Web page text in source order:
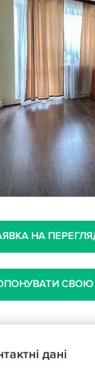
НА
СВОЮ
дані